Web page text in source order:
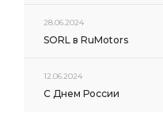
28.06.2024
SORL в RuMotors
12.06.2024
С Днем России